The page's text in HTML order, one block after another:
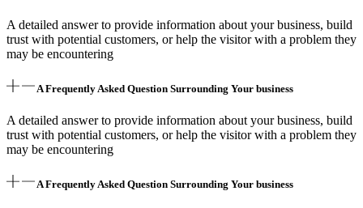
A detailed answer to provide information about your business, build
trust with potential customers, or help the visitor with a problem they
may be encountering
A Frequently Asked Question Surrounding Your business
A detailed answer to provide information about your business, build
trust with potential customers, or help the visitor with a problem they
may be encountering
A Frequently Asked Question Surrounding Your business